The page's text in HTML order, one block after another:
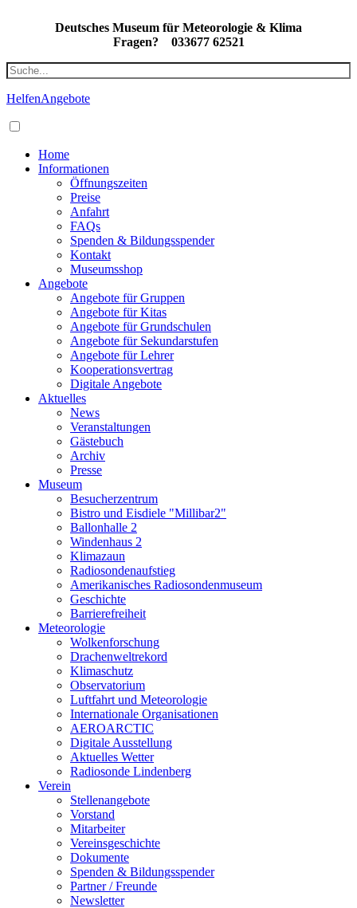
Deutsches Museum für Meteorologie & Klima
Fragen?
033677 62521
HelfenAngebote
Home
Informationen
Öffnungszeiten
Preise
Anfahrt
FAQs
Spenden & Bildungsspender
Kontakt
Museumsshop
Angebote
Angebote für Gruppen
Angebote für Kitas
Angebote für Grundschulen
Angebote für Sekundarstufen
Angebote für Lehrer
Kooperationsvertrag
Digitale Angebote
Aktuelles
News
Veranstaltungen
Gästebuch
Archiv
Presse
Museum
Besucherzentrum
Bistro und Eisdiele "Millibar2"
Ballonhalle 2
Windenhaus 2
Klimazaun
Radiosondenaufstieg
Amerikanisches Radiosondenmuseum
Geschichte
Barrierefreiheit
Meteorologie
Wolkenforschung
Drachenweltrekord
Klimaschutz
Observatorium
Luftfahrt und Meteorologie
Internationale Organisationen
AEROARCTIC
Digitale Ausstellung
Aktuelles Wetter
Radiosonde Lindenberg
Verein
Stellenangebote
Vorstand
Mitarbeiter
Vereinsgeschichte
Dokumente
Spenden & Bildungsspender
Partner / Freunde
Newsletter